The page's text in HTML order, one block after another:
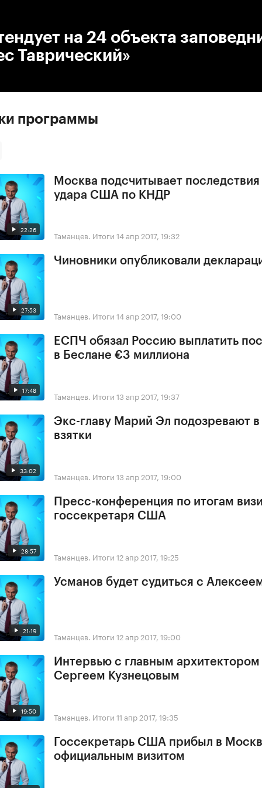
на 24 объекта
Таврический»
программы
22:26
Москва подсчитывает
удара США по КНДР
Таманцев. Итоги 14 апр 2017, 19:32
27:53
Чиновники опубликовали
Таманцев. Итоги 14 апр 2017, 19:00
17:48
ЕСПЧ обязал Россию выплатить
в Беслане €3 миллиона
Таманцев. Итоги 13 апр 2017, 19:37
33:02
Экс-главу Марий Эл подозревают в
взятки
Таманцев. Итоги 13 апр 2017, 19:00
28:57
Пресс-конференция по итогам
госсекретаря США
Таманцев. Итоги 12 апр 2017, 19:25
21:19
Усманов будет судиться с
Таманцев. Итоги 12 апр 2017, 19:00
19:50
Интервью с главным
Сергеем Кузнецовым
Таманцев. Итоги 11 апр 2017, 19:35
Госсекретарь США прибыл в
официальным визитом